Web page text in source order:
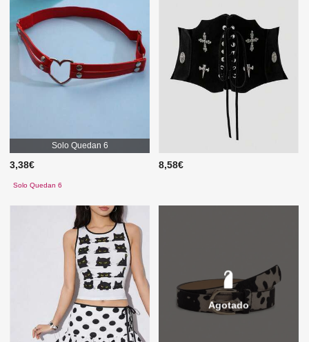
Solo Quedan 6
3,38€
Solo Quedan 6
8,58€
Agotado